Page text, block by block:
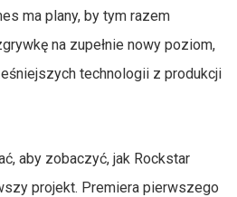
ma plany, by tym razem
na zupełnie nowy poziom,
technologii z produkcji
aby zobaczyć, jak Rockstar
projekt. Premiera pierwszego